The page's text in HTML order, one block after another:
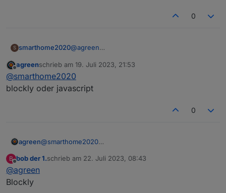
0
S smarthome2020@agreen
Offline
agreenschrieb am 19. Juli 2023, 21:53
zuletzt editiert von
@smarthome2020
blockly oder javascript
0
agreen@smarthome2020
B bob der 1.schrieb am 22. Juli 2023, 08:43
zuletzt editiert von
@agreen
Blockly